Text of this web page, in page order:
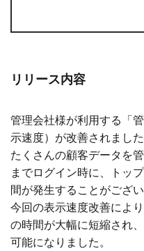
リリース内容
管理会社様が利用する「
示速度）が改善されました
たくさんの顧客データを
までログイン時に、トッ
間が発生することがござい
今回の表示速度改善によ
の時間が大幅に短縮され
可能になりました。